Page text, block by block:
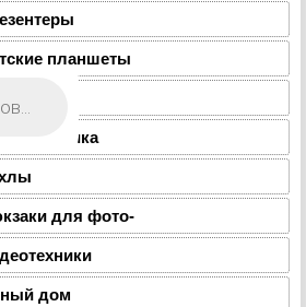
планшеты
для фото-
дом